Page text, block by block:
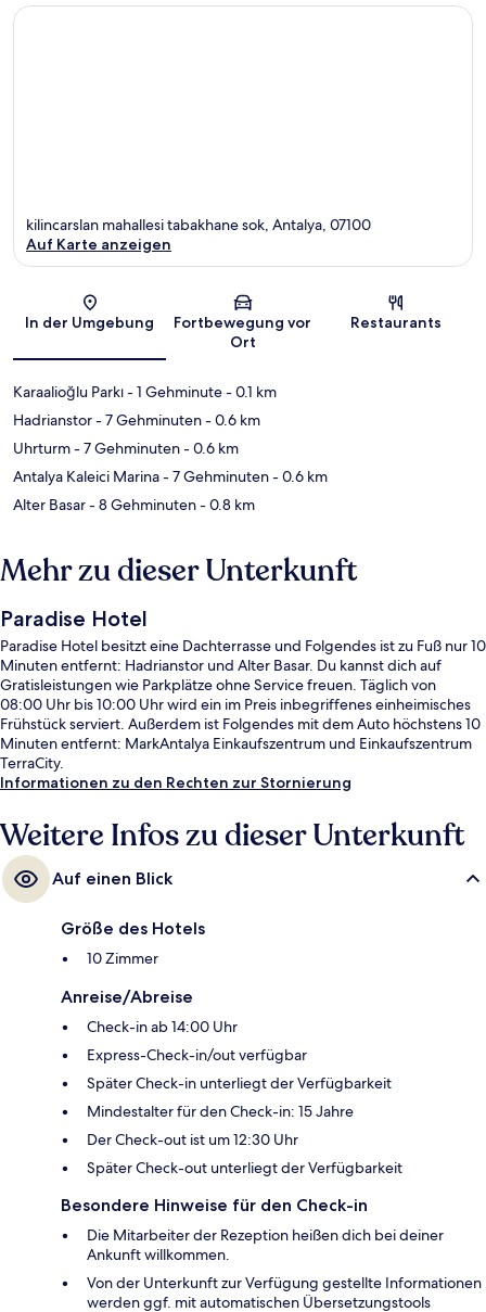
Karte
kilincarslan mahallesi tabakhane sok, Antalya, 07100
Auf Karte anzeigen
In der Umgebung
Fortbewegung vor
Ort
Restaurants
Karaalioğlu Parkı- 1 Gehminute- 0.1 km
Hadrianstor- 7 Gehminuten- 0.6 km
Uhrturm- 7 Gehminuten- 0.6 km
Antalya Kaleici Marina- 7 Gehminuten- 0.6 km
Alter Basar- 8 Gehminuten- 0.8 km
Mehr zu dieser Unterkunft
Paradise Hotel
Paradise Hotel besitzt eine Dachterrasse und Folgendes ist zu Fuß nur 10
Minuten entfernt: Hadrianstor und Alter Basar. Du kannst dich auf
Gratisleistungen wie Parkplätze ohne Service freuen. Täglich von
08:00 Uhr bis 10:00 Uhr wird ein im Preis inbegriffenes einheimisches
Frühstück serviert. Außerdem ist Folgendes mit dem Auto höchstens 10
Minuten entfernt: MarkAntalya Einkaufszentrum und Einkaufszentrum
TerraCity.
Informationen zu den Rechten zur Stornierung
Weitere Infos zu dieser Unterkunft
Auf einen Blick
Größe des Hotels
10 Zimmer
Anreise/Abreise
Check-in ab 14:00 Uhr
Express-Check-in/out verfügbar
Später Check-in unterliegt der Verfügbarkeit
Mindestalter für den Check-in: 15 Jahre
Der Check-out ist um 12:30 Uhr
Später Check-out unterliegt der Verfügbarkeit
Besondere Hinweise für den Check-in
Die Mitarbeiter der Rezeption heißen dich bei deiner
Ankunft willkommen.
Von der Unterkunft zur Verfügung gestellte Informationen
werden ggf. mit automatischen Übersetzungstools